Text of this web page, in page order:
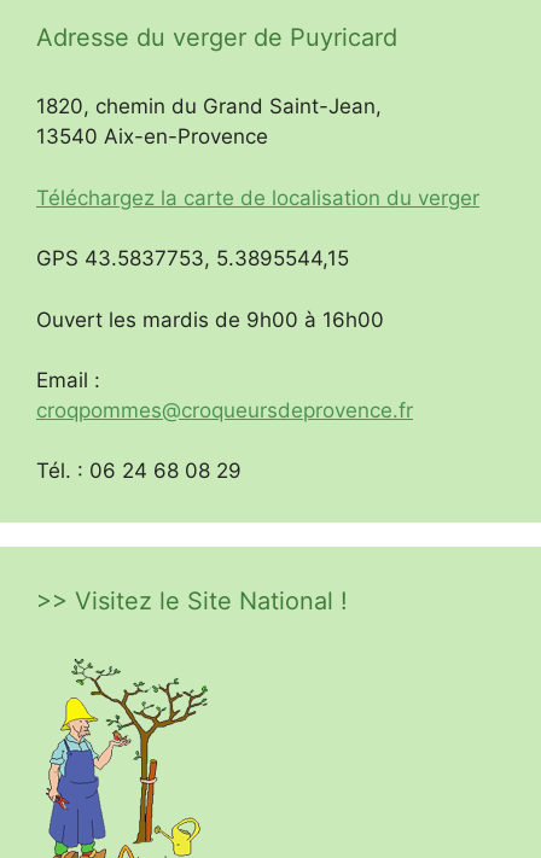
Adresse du verger de Puyricard
1820, chemin du Grand Saint-Jean,
13540 Aix-en-Provence
Téléchargez la carte de localisation du verger
GPS 43.5837753, 5.3895544,15
Ouvert les mardis de 9h00 à 16h00
Email :
croqpommes@croqueursdeprovence.fr
Tél. : 06 24 68 08 29
>> Visitez le Site National !